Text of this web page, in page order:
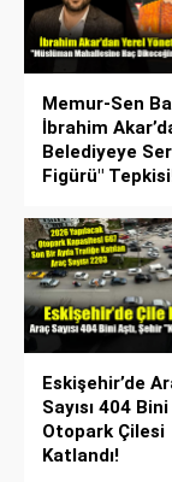
Memur-Sen
İbrahim
Belediyeye
Figürü"
Eskişehir’de
Sayısı 404
Otopark Çilesi
Katlandı!